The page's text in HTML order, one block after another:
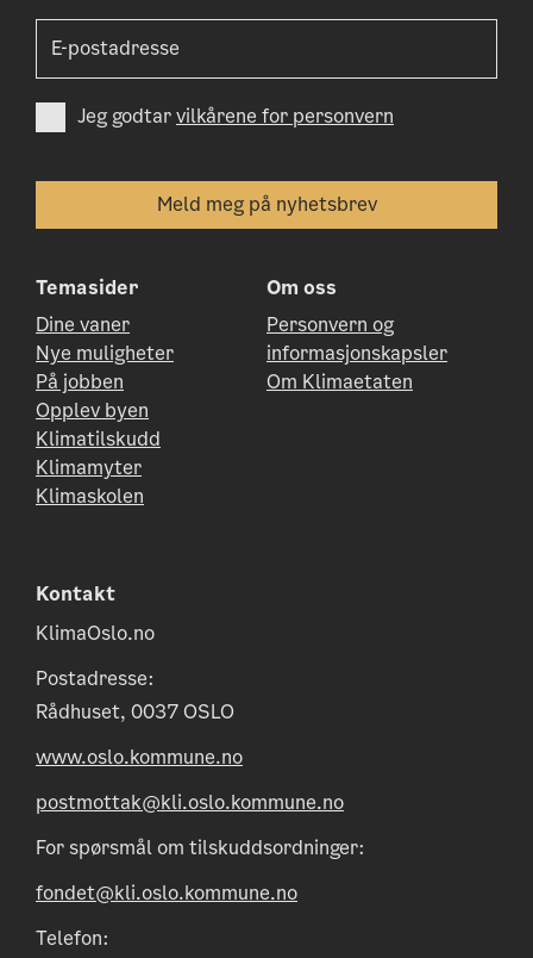
Jeg godtarvilkårene for personvern
Temasider
Dine vaner
Nye muligheter
På jobben
Opplev byen
Klimatilskudd
Klimamyter
Klimaskolen
Om oss
Personvern og
informasjonskapsler
Om Klimaetaten
Kontakt
KlimaOslo.no
Postadresse:
Rådhuset, 0037 OSLO
www.oslo.kommune.no
postmottak@kli.oslo.kommune.no
For spørsmål om tilskuddsordninger:
fondet@kli.oslo.kommune.no
Telefon: